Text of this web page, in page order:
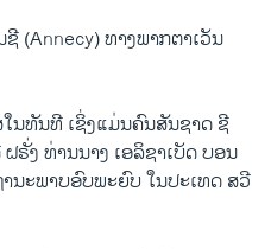
(Annecy) ທາງ​ພາກ​ຕາ​ເວັນ​
ນ​ທັນ​ທີ ເຊິ່ງ​ແມ່ນ​ຄົນ​ສັນ​ຊາດ ຊີ​
ຣັ່ງ ທ່ານ​ນາງ ເອ​ລິ​ຊາ​ເບັດ ບອນ
ນະ​ພາບ​ອົບ​ພະ​ຍົບ ​ໃນ​ປະ​ເທດ ສວີ​